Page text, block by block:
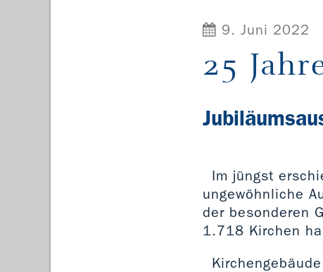
9. Juni 2022
25
Im jüngst
ungewöhnliche
der besonderen
1.718 Kirchen